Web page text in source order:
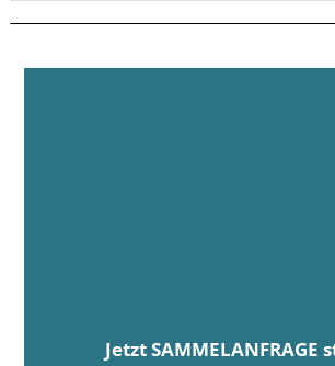
Jetzt SAMMELANFRAGE